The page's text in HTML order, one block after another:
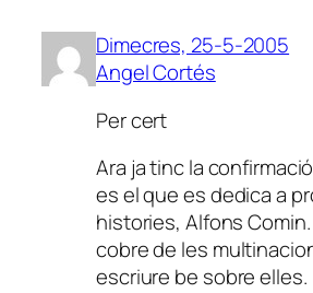
Dimecres, 25-5-2005
Angel Cortés
Per cert
Ara ja tinc la
es el que es dedica a
histories, Alfons Comin.
cobre de les
escriure be sobre elles.